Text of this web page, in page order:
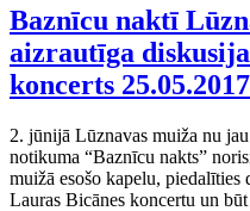
Baznīcu naktī
aizrautīga
koncerts
2. jūnijā Lūznavas muiža nu
notikuma “Baznīcu nakts”
muižā esošo kapelu, piedalīties
Lauras Bicānes koncertu un